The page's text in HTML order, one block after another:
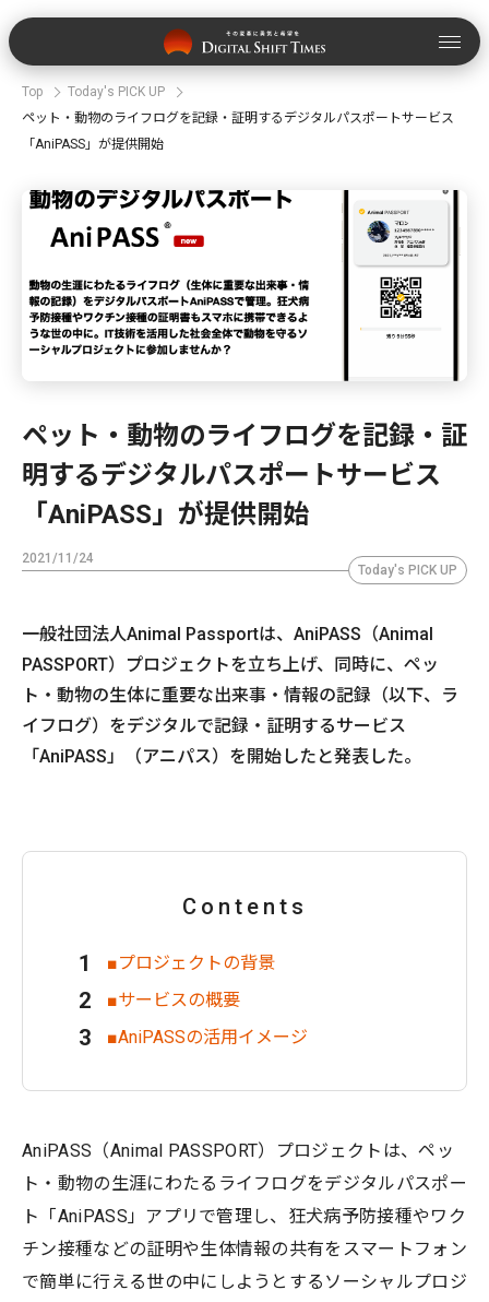
Top
Today's PICK UP
ペット・動物のライフログを記録・証明するデジタルパスポートサービス
「AniPASS」が提供開始
ペット・動物のライフログを記録・証
明するデジタルパスポートサービス
「AniPASS」が提供開始
2021/11/24
Today's PICK UP
一般社団法人Animal Passportは、AniPASS（Animal
PASSPORT）プロジェクトを立ち上げ、同時に、ペッ
ト・動物の生体に重要な出来事・情報の記録（以下、ラ
イフログ）をデジタルで記録・証明するサービス
「AniPASS」（アニパス）を開始したと発表した。
Contents
■プロジェクトの背景
■サービスの概要
■AniPASSの活用イメージ
AniPASS（Animal PASSPORT）プロジェクトは、ペッ
ト・動物の生涯にわたるライフログをデジタルパスポー
ト「AniPASS」アプリで管理し、狂犬病予防接種やワク
チン接種などの証明や生体情報の共有をスマートフォン
で簡単に行える世の中にしようとするソーシャルプロジ